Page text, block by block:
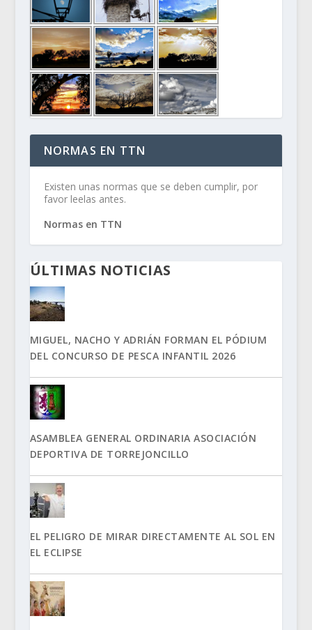
NORMAS EN TTN
Existen unas normas que se deben cumplir, por
favor leelas antes.
Normas en TTN
ÚLTIMAS NOTICIAS
MIGUEL, NACHO Y ADRIÁN FORMAN EL PÓDIUM
DEL CONCURSO DE PESCA INFANTIL 2026
ASAMBLEA GENERAL ORDINARIA ASOCIACIÓN
DEPORTIVA DE TORREJONCILLO
EL PELIGRO DE MIRAR DIRECTAMENTE AL SOL EN
EL ECLIPSE